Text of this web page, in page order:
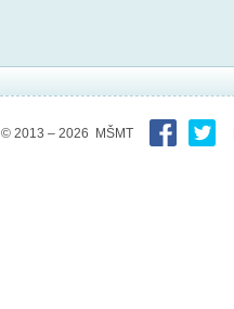
© 2013 – 2026 MŠMT